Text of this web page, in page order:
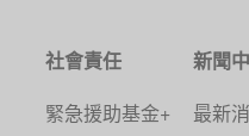
社會責任
緊急援助基金+
新聞
最新